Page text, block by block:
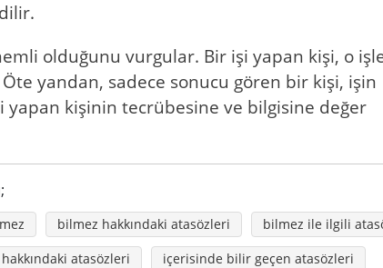
olduğunu vurgular. Bir işi yapan kişi, o
yandan, sadece sonucu gören bir kişi, işin
yapan kişinin tecrübesine ve bilgisine değer
bilmez hakkındaki atasözleri
bilmez ile ilgili
hakkındaki atasözleri
içerisinde bilir geçen atasözleri